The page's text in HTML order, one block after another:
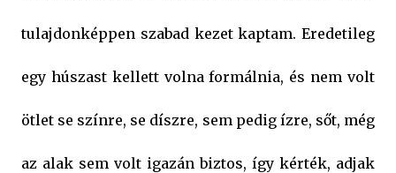
tulajdonképpen szabad kezet kaptam. Eredetileg
egy húszast kellett volna formálnia, és nem volt
ötlet se színre, se díszre, sem pedig ízre, sőt, még
az alak sem volt igazán biztos, így kérték, adjak